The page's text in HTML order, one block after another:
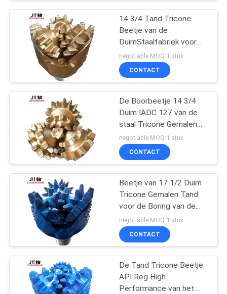
ONS
NIEUWS
VERZOEK
OM
CITAAT
SITEMAP
PRIVACY
POLICY
het beetje van de
rolkegel
hdd rotsreamers
Enig Kegelbeetje
51
14 3/4 Tand Tricone
Beetje van de
DuimStaalfabriek voor
Zachte Vorming
negotiable MOQ:1 stuk
CONTACT
De Boorbeetje 14 3/4
Duim IADC 127 van de
staal Tricone Gemalen
Tand voor Oliebron
negotiable MOQ:1 stuk
CONTACT
Beetje van 17 1/2 Duim
Tricone Gemalen Tand
voor de Boring van de
Waterput
negotiable MOQ:1 stuk
CONTACT
De Tand Tricone Beetje
API Reg High
Performance van het